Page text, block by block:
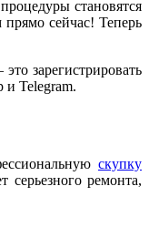
становятся
сейчас! Теперь
зарегистрировать
и Telegram.
скупку
ремонта,